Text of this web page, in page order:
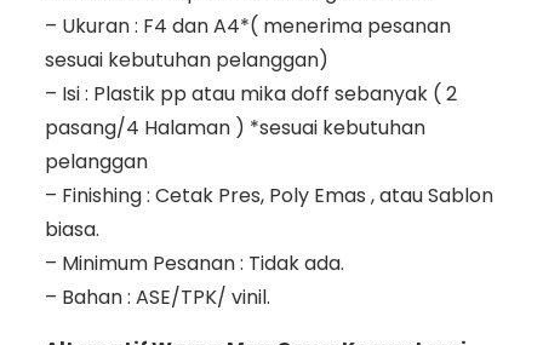
– Ukuran : F4 dan A4*( menerima pesanan
sesuai kebutuhan pelanggan)
– Isi : Plastik pp atau mika doff sebanyak ( 2
pasang/4 Halaman ) *sesuai kebutuhan
pelanggan
– Finishing : Cetak Pres, Poly Emas , atau Sablon
biasa.
– Minimum Pesanan : Tidak ada.
– Bahan : ASE/TPK/ vinil.